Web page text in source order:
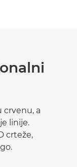
crvenu, a
linije.
crteže,